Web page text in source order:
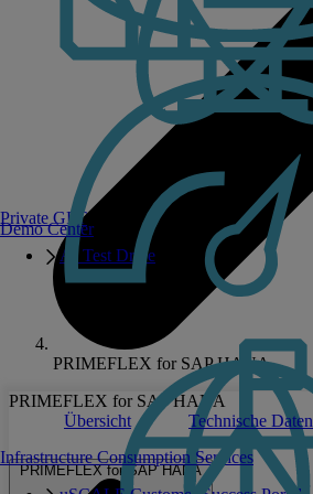
Private GPT
AI Test Drive
Infrastructure Consumption Services
Demo Center
PRIMEFLEX for SAP HANA
PRIMEFLEX for SAP HANA
Übersicht
Technische Daten
PRIMEFLEX for SAP HANA